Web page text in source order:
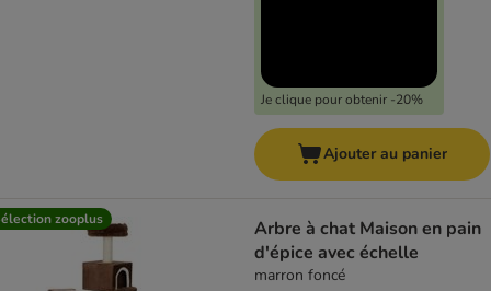
Je clique pour obtenir -20%
Ajouter au panier
zooplus
Arbre à chat Maison en pain
d'épice avec échelle
marron foncé